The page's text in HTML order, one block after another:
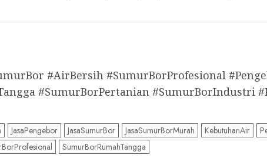
#AirBersih #SumurBorProfesional
#SumurBorPertanian #SumurBorIndustri
JasaPengebor JasaSumurBor JasaSumurBorMurah KebutuhanAir
SumurBorRumahTangga